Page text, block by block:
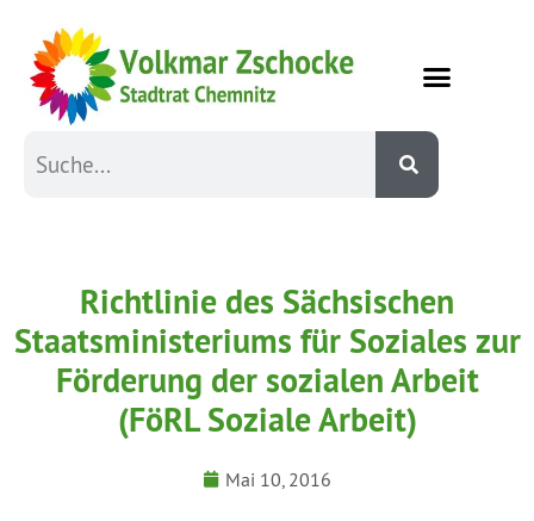
Richtlinie des Sächsischen
Staatsministeriums für Soziales zur
Förderung der sozialen Arbeit
(FöRL Soziale Arbeit)
Mai 10, 2016